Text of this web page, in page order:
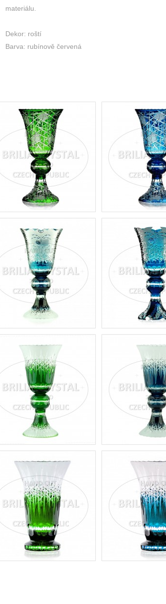
materiálu.
Dekor: roští
Barva: rubínově červená